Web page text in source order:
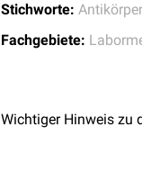
Stichworte:
Fachgebiete:
Wichtiger Hinweis zu